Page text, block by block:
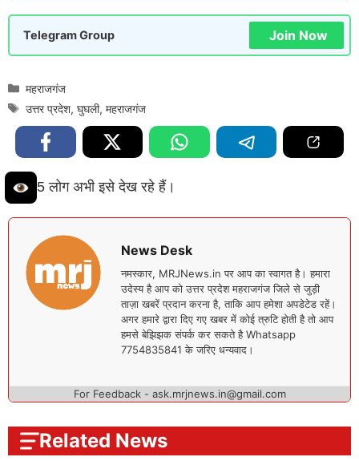
Telegram Group Join Now
Categories
महराजगंज
Tags
उत्तर प्रदेश,घुघली,महराजगंज
5 लोग अभी इसे देख रहे हैं।
News Desk
नमस्कार, MRJNews.in पर आप का स्वागत है। हमारा
उदेस्य है आप को उत्तर प्रदेश महराजगंज जिले से जुड़ी
ताज़ा खबरें प्रदान करना है, ताकि आप हमेशा अपडेटेड रहें।
अगर हमारे द्वारा दिए गए खबर में कोई त्रुटि होती है तो आप
हमसे बेझिझक संपर्क कर सकते है Whatsapp
7754835841 के जरिए धन्यवाद।
For Feedback - ask.mrjnews.in@gmail.com
Related News